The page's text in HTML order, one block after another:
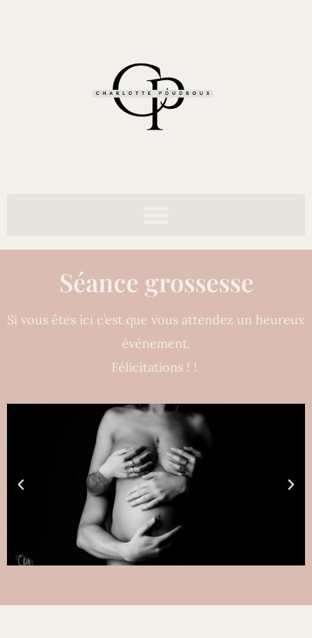
Séance grossesse
Si vous êtes ici c’est que vous attendez un heureux
événement.
Félicitations ! !